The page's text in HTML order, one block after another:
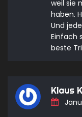
weil sie
haben.
Und
Einfach
beste
Klaus